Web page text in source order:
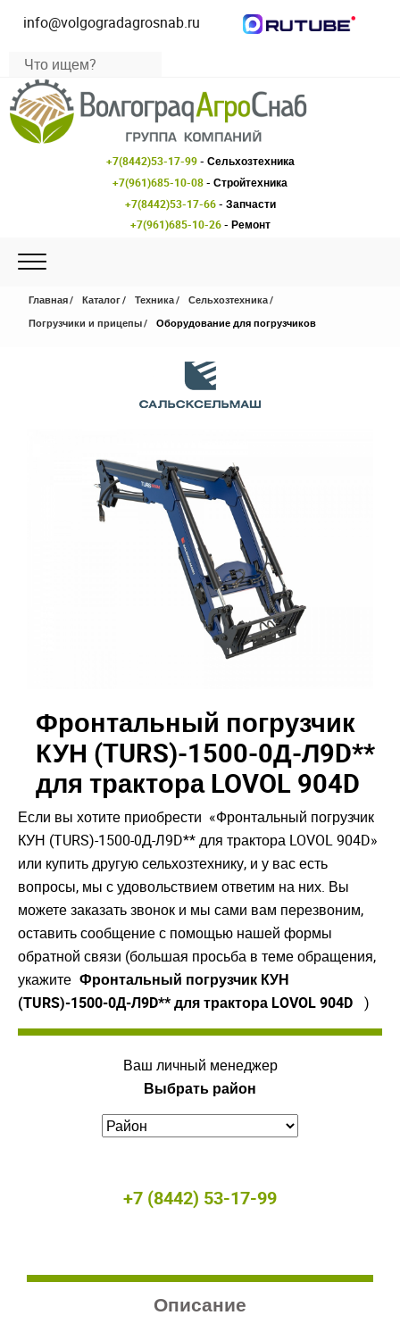
info@volgogradagrosnab.ru
+7(8442)53-17-99- Сельхозтехника
+7(961)685-10-08- Стройтехника
+7(8442)53-17-66- Запчасти
+7(961)685-10-26- Ремонт
Главная Каталог Техника
Сельхозтехника
Погрузчики и прицепы
Оборудование для погрузчиков
Фронтальный погрузчик
КУН (TURS)-1500-0Д-Л9D**
для трактора LOVOL 904D
Если вы хотите приобрести «Фронтальный погрузчик
КУН (TURS)-1500-0Д-Л9D** для трактора LOVOL 904D»
или купить другую сельхозтехнику, и у вас есть
вопросы, мы с удовольствием ответим на них. Вы
можете заказать звонок и мы сами вам перезвоним,
оставить сообщение с помощью нашей формы
обратной связи (большая просьба в теме обращения,
укажите Фронтальный погрузчик КУН
(TURS)-1500-0Д-Л9D** для трактора LOVOL 904D )
Ваш личный менеджер
Выбрать район
+7 (8442) 53-17-99
Описание